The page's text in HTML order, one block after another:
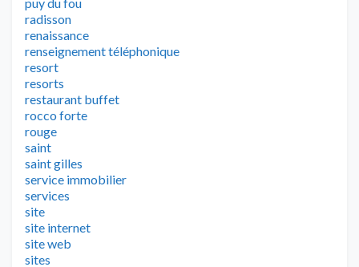
radisson
renaissance
renseignement téléphonique
resort
resorts
restaurant buffet
rocco forte
rouge
saint
saint gilles
service immobilier
services
site
site internet
site web
sites